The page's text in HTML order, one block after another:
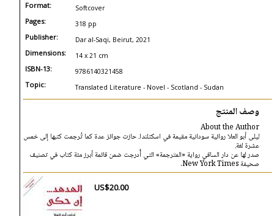
Format: Softcover
Pages: 318 pp
Publisher: Dar al-Saqi, Beirut, 2021
Dimensions: 14 x 21 cm
ISBN-13: 9786140321458
Topic: Translated Literature - Novel - Scotland - Sudan
وصف المنتج
About the Author
ليلى أبو العلا روائية سودانية مقيمة في اسكتلندا. حازت جوائز عدة كما تُرجمت كتبها إلى خمس
عشرة لغة.
صدر لها عن دار الساقي رواية «المترجمة» التي أُدرجت ضمن قائمة أبرز مئة كتاب في تصنيف
صحيفة New York Times.
US$20.00